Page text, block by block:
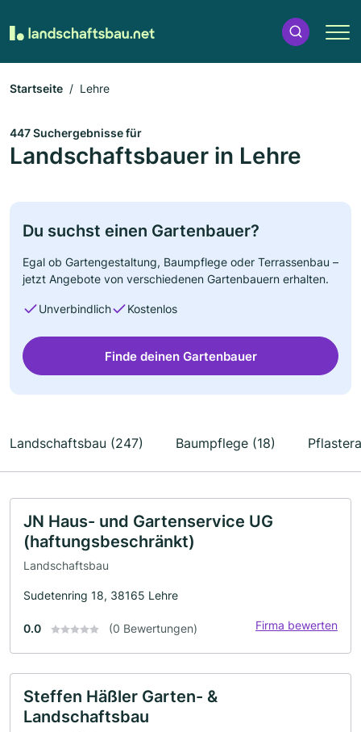
Startseite Lehre
447 Suchergebnisse für
Landschaftsbauer in Lehre
Du suchst einen Gartenbauer?
Egal ob Gartengestaltung, Baumpflege oder Terrassenbau –
jetzt Angebote von verschiedenen Gartenbauern erhalten.
Unverbindlich Kostenlos
Finde deinen Gartenbauer
Landschaftsbau (247) Baumpflege (18)
JN Haus- und Gartenservice UG
(haftungsbeschränkt)
Landschaftsbau
Sudetenring 18, 38165 Lehre
0.0 (0 Bewertungen) Firma bewerten
Steffen Häßler Garten- &
Landschaftsbau